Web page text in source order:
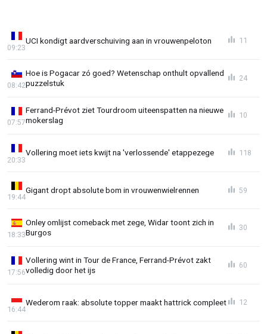
UCI kondigt aardverschuiving aan in vrouwenpeloton
09:23
11
Hoe is Pogacar zó goed? Wetenschap onthult opvallend
puzzelstuk
08:42
24
Ferrand-Prévot ziet Tourdroom uiteenspatten na nieuwe
mokerslag
07:57
10
Vollering moet iets kwijt na 'verlossende' etappezege
20:33
118
Gigant dropt absolute bom in vrouwenwielrennen
19:44
59
Onley omlijst comeback met zege, Widar toont zich in
Burgos
18:33
30
Vollering wint in Tour de France, Ferrand-Prévot zakt
volledig door het ijs
17:56
60
Wederom raak: absolute topper maakt hattrick compleet
16:44
12